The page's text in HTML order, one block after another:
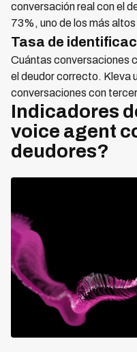
conversación real con el
73%, uno de los más
Tasa de
Cuántas conversaciones
el deudor correcto. Kleva
conversaciones con
Indicadores
voice agent
deudores?